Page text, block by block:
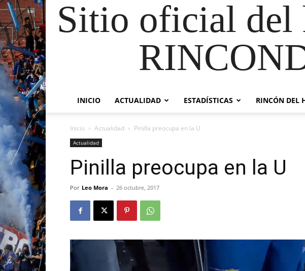
Sitio oficial del
INICIO ACTUALIDAD ESTADÍSTICAS RINCÓN DEL
Inicio Actualidad Pinilla preocupa en la U
Actualidad
Pinilla preocupa en la U
Por Leo Mora - 26 octubre, 2017